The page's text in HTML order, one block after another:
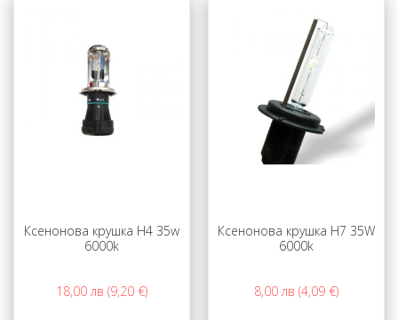
Ксенонова крушка H4 35w
6000k
18,00 лв (9,20 €)
Ксенонова крушка H7 35W
6000k
8,00 лв (4,09 €)